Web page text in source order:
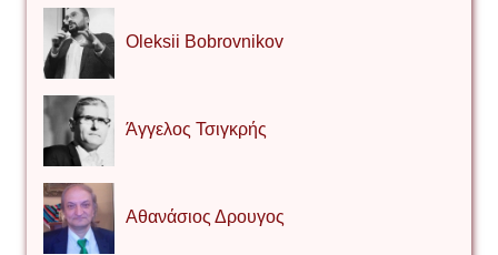
Oleksii Bobrovnikov
Άγγελος Τσιγκρής
Αθανάσιος Δρουγος